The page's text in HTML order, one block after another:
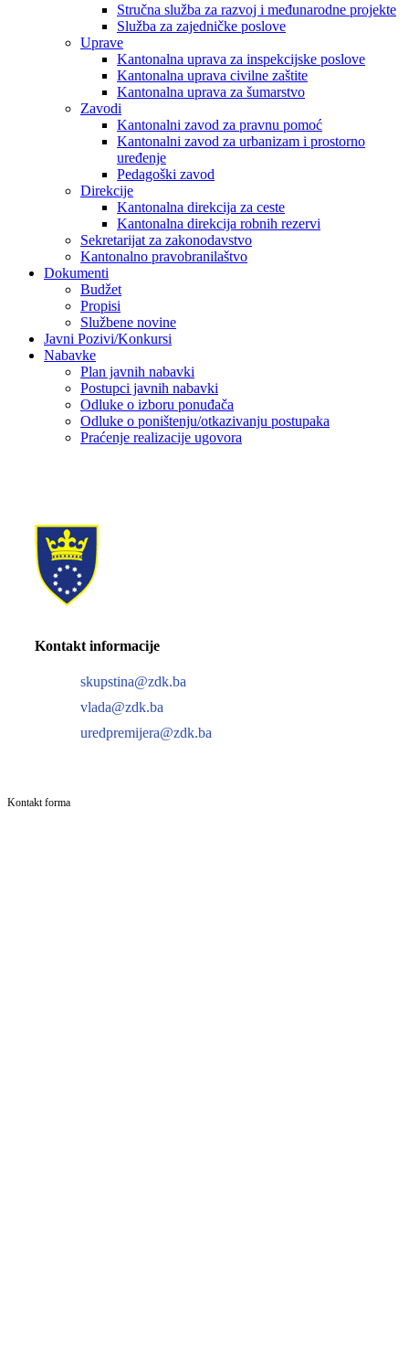
Stručna služba za razvoj i međunarodne projekte
Služba za zajedničke poslove
Uprave
Kantonalna uprava za inspekcijske poslove
Kantonalna uprava civilne zaštite
Kantonalna uprava za šumarstvo
Zavodi
Kantonalni zavod za pravnu pomoć
Kantonalni zavod za urbanizam i prostorno
uređenje
Pedagoški zavod
Direkcije
Kantonalna direkcija za ceste
Kantonalna direkcija robnih rezervi
Sekretarijat za zakonodavstvo
Kantonalno pravobranilaštvo
Dokumenti
Budžet
Propisi
Službene novine
Javni Pozivi/Konkursi
Nabavke
Plan javnih nabavki
Postupci javnih nabavki
Odluke o izboru ponuđača
Odluke o poništenju/otkazivanju postupaka
Praćenje realizacije ugovora
Kontakt informacije
skupstina@zdk.ba
vlada@zdk.ba
uredpremijera@zdk.ba
Kontakt forma